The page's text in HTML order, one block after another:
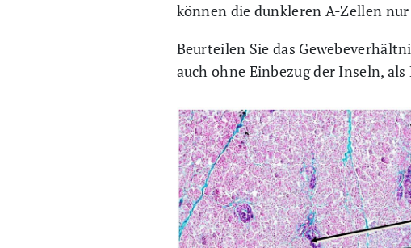
können die dunkleren A-Zellen
Beurteilen Sie das
auch ohne Einbezug der Inseln,